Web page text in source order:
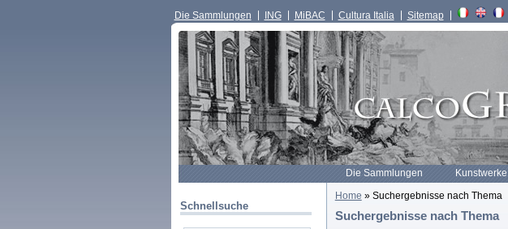
Die Sammlungen ING MiBAC Cultura Italia Sitemap
Die Sammlungen Kunstwerke
Schnellsuche
Home » Suchergebnisse nach Thema
Suchergebnisse nach Thema